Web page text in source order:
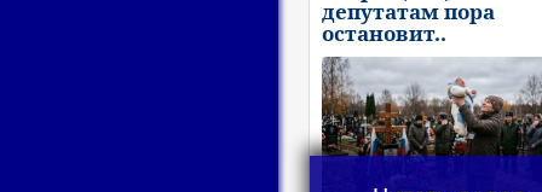
депутатам пора
остановит..